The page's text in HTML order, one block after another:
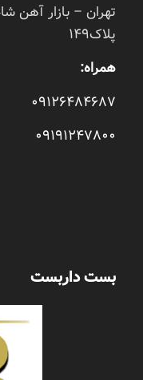
پلاک149
همراه:
09126484687
09191247800
بست داربست